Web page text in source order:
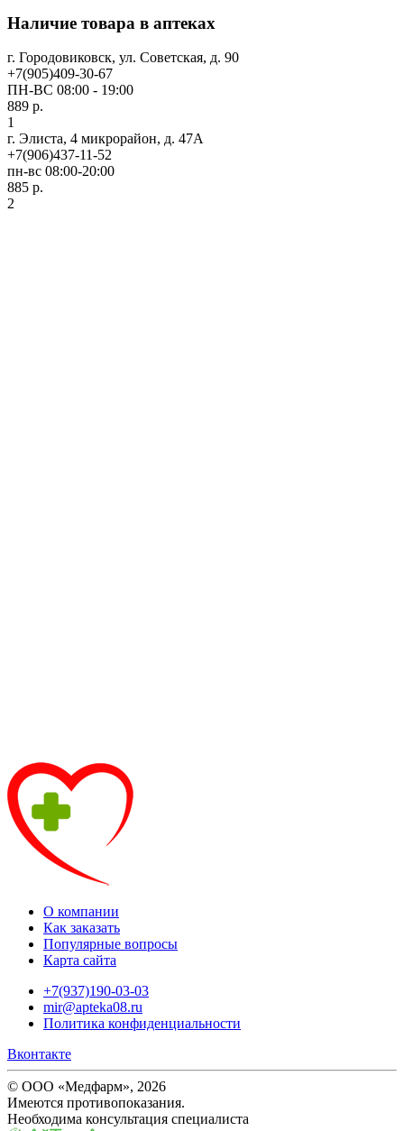
Наличие товара в аптеках
г. Городовиковск, ул. Советская, д. 90
+7(905)409-30-67
ПН-ВС 08:00 - 19:00
889 р.
1
г. Элиста, 4 микрорайон, д. 47А
+7(906)437-11-52
пн-вс 08:00-20:00
885 р.
2
О компании
Как заказать
Популярные вопросы
Карта сайта
+7(937)190-03-03
mir@apteka08.ru
Политика конфиденциальности
Вконтакте
© ООО «Медфарм», 2026
Имеются противопоказания.
Необходима консультация специалиста